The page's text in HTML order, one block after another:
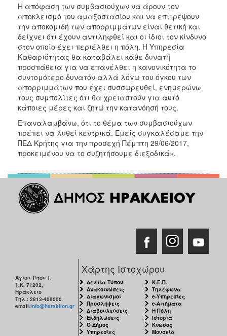
Η απόφαση των συμβασιούχων να άρουν τον
αποκλεισμό του αμαξοστασίου και να επιτρέψουν
την αποκομιδή των απορριμμάτων είναι θετική και
δείχνει ότι έχουν αντιληφθεί και οι ίδιοι τον κίνδυνο
στον οποίο έχει περιέλθει η πόλη. Η Υπηρεσία
Καθαριότητας θα καταβάλει κάθε δυνατή
προσπάθεια για να επανέλθει η κανονικότητα το
συντομότερο δυνατόν αλλά λόγω του όγκου των
απορριμμάτων που έχει συσσωρευθεί, ενημερώνω
τους συμπολίτες ότι θα χρειαστούν για αυτό
κάποιες μέρες και ζητώ την κατανόησή τους.
Επαναλαμβάνω, ότι το θέμα των συμβασιούχων
πρέπει να λυθεί κεντρικά. Εμείς συγκαλέσαμε την
ΠΕΔ Κρήτης για την προσεχή Πέμπτη 29/06/2017,
προκειμένου να το συζητήσουμε διεξοδικά».
Αγίου Τίτου 1,
Τ.Κ. 71202,
Ηράκλειο
Τηλ.: 2813-409000
email:info@heraklion.gr
Χάρτης Ιστοχώρου
Δελτία Τύπου
Ανακοινώσεις
Διαγωνισμοί
Προσλήψεις
Διαβουλεύσεις
Εκδηλώσεις
Ο Δήμος
Υπηρεσίες
Κ.Ε.Π.
Τηλέφωνα
e-Υπηρεσίες
e-Αιτήματα
Η Πόλη
Ιστορία
Κνωσός
Μουσεία